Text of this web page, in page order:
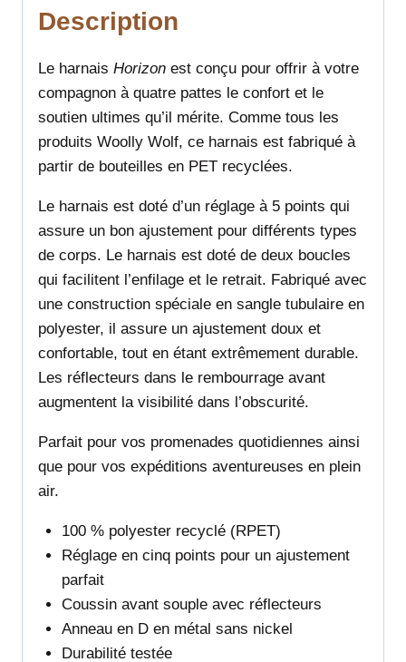
Description
Le harnais Horizon est conçu pour offrir à votre
compagnon à quatre pattes le confort et le
soutien ultimes qu’il mérite. Comme tous les
produits Woolly Wolf, ce harnais est fabriqué à
partir de bouteilles en PET recyclées.
Le harnais est doté d’un réglage à 5 points qui
assure un bon ajustement pour différents types
de corps. Le harnais est doté de deux boucles
qui facilitent l’enfilage et le retrait. Fabriqué avec
une construction spéciale en sangle tubulaire en
polyester, il assure un ajustement doux et
confortable, tout en étant extrêmement durable.
Les réflecteurs dans le rembourrage avant
augmentent la visibilité dans l’obscurité.
Parfait pour vos promenades quotidiennes ainsi
que pour vos expéditions aventureuses en plein
air.
100 % polyester recyclé (RPET)
Réglage en cinq points pour un ajustement
parfait
Coussin avant souple avec réflecteurs
Anneau en D en métal sans nickel
Durabilité testée